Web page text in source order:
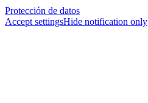
Protección de datos
Accept settingsHide notification only